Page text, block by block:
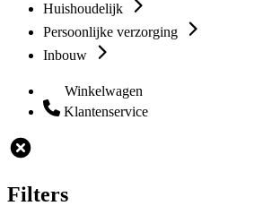
Huishoudelijk
Persoonlijke verzorging
Inbouw
Winkelwagen
Klantenservice
Filters